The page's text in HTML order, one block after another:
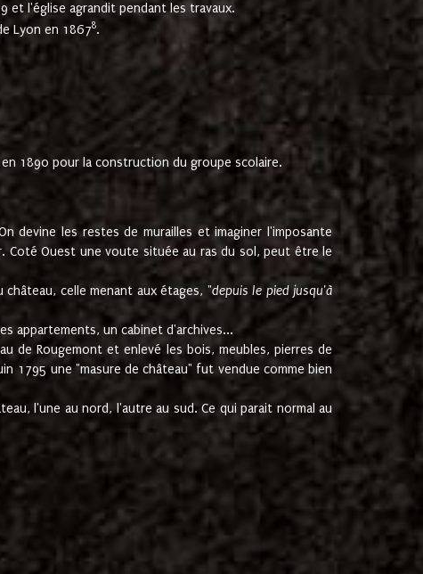
et l'église agrandit pendant les travaux.
Lyon en 18678.
1890 pour la construction du groupe scolaire.
devine les restes de murailles et imaginer l'imposante
Coté Ouest une voute située au ras du sol, peut être le
château, celle menant aux étages, "depuis le pied jusqu'à
appartements, un cabinet d'archives...
de Rougemont et enlevé les bois, meubles, pierres de
1795 une "masure de château" fut vendue comme bien
l'une au nord, l'autre au sud. Ce qui parait normal au